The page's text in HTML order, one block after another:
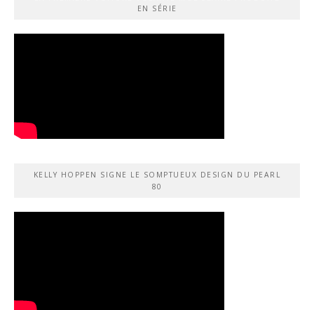
EN SÉRIE
KELLY HOPPEN SIGNE LE SOMPTUEUX DESIGN DU PEARL
80